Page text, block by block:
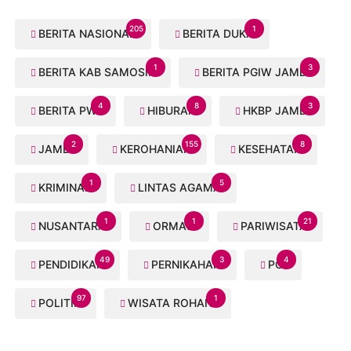
BERITA NASIONAL205 BERITA DUKA1
BERITA KAB SAMOSIR1 BERITA PGIW JAMBI3
BERITA PWI4 HIBURAN8 HKBP JAMBI3
JAMBI2 KEROHANIAN155 KESEHATAN8
KRIMINAL1 LINTAS AGAMA5
NUSANTARA1 ORMAS1 PARIWISATA21
PENDIDIKAN49 PERNIKAHAN3 PGI4
POLITIK97 WISATA ROHANI1